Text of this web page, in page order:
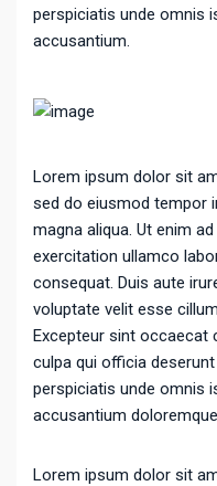
perspiciatis unde omnis
accusantium.
Lorem ipsum dolor sit
sed do eiusmod tempor
magna aliqua. Ut enim
exercitation ullamco
consequat. Duis aute
voluptate velit esse
Excepteur sint occaecat
culpa qui officia
perspiciatis unde omnis
accusantium
Lorem ipsum dolor sit